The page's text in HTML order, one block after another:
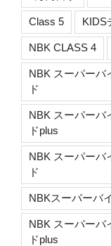
Class 5 KIDS
NBK CLASS 4
NBK スーパーバ
ド
NBK スーパーバ
ドplus
NBK スーパーバ
ド
NBKスーパーバ
NBK スーパーバ
ドplus